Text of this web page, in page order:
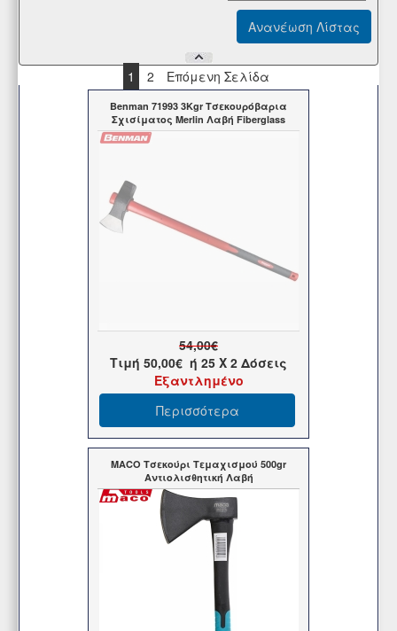
1 2 Επόμενη Σελίδα
Benman 71993 3Kgr Τσεκουρόβαρια
Σχισίματος Merlin Λαβή Fiberglass
54,00€
Τιμή 50,00€ ή 25 X 2 Δόσεις
Εξαντλημένο
Περισσότερα
MACO Τσεκούρι Τεμαχισμού 500gr
Αντιολισθητική Λαβή